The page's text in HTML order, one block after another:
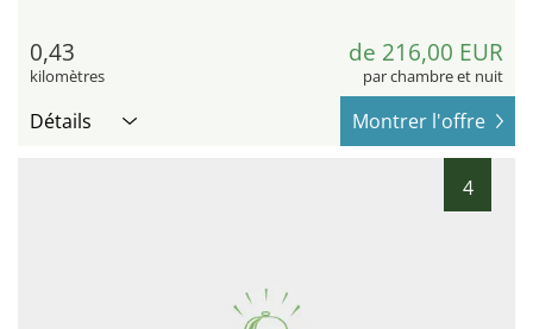
0,43
kilomètres
de 216,00 EUR
par chambre et nuit
Détails Montrer l'offre
4